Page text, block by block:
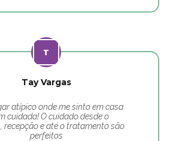
Tay Vargas
atípico onde me sinto em casa
cuidada! O cuidado desde o
recepção e até o tratamento são
perfeitos